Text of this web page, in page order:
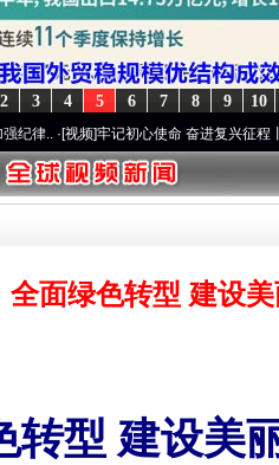
10
9
8
7
6
5
4
3
2
]牢记初心使命 奋进复兴征程丨“转折之城”
全面绿色转型 建设
转型 建设美